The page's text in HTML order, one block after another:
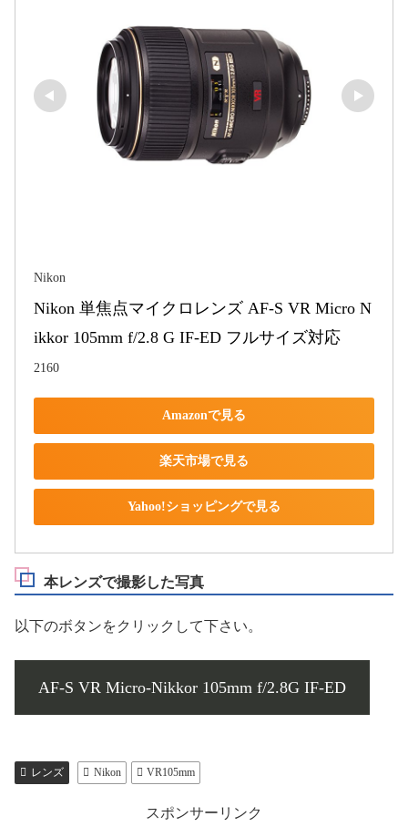
Nikon
Nikon 単焦点マイクロレンズ AF-S VR Micro N
ikkor 105mm f/2.8 G IF-ED フルサイズ対応
2160
Amazonで見る
楽天市場で見る
Yahoo!ショッピングで見る
本レンズで撮影した写真
以下のボタンをクリックして下さい。
AF-S VR Micro-Nikkor 105mm f/2.8G IF-ED
レンズ Nikon VR105mm
スポンサーリンク